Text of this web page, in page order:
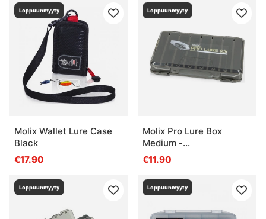
Loppuunmyyty
Molix Wallet Lure Case
Black
€17.90
Loppuunmyyty
Molix Pro Lure Box
Medium -
27,6x10,4x4,8cm.
€11.90
Loppuunmyyty Loppuunmyyty